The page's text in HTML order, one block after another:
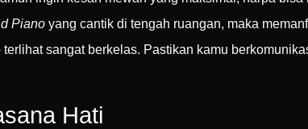
Piano yang cantik di tengah ruangan, maka
sangat berkelas. Pastikan kamu
Hati